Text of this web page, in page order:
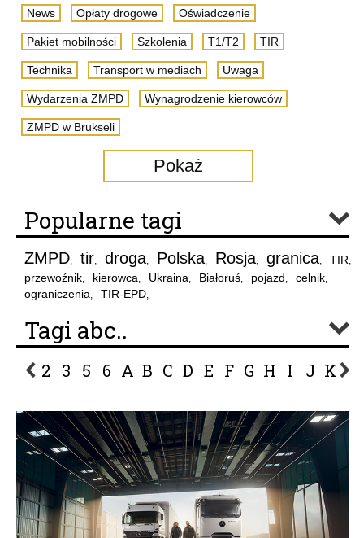
News Opłaty drogowe Oświadczenie
Pakiet mobilności Szkolenia T1/T2 TIR
Technika Transport w mediach Uwaga
Wydarzenia ZMPD Wynagrodzenie kierowców
ZMPD w Brukseli
Pokaż
Popularne tagi
ZMPD, tir, droga, Polska, Rosja, granica, TIR,
przewoźnik, kierowca, Ukraina, Białoruś, pojazd, celnik,
ograniczenia, TIR-EPD,
Tagi abc..
2 3 5 6 A B C D E F G H I J K L